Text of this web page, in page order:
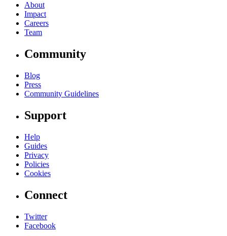
About
Impact
Careers
Team
Community
Blog
Press
Community Guidelines
Support
Help
Guides
Privacy
Policies
Cookies
Connect
Twitter
Facebook